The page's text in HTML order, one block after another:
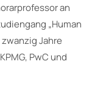
an
„Human
Jahre
PwC und